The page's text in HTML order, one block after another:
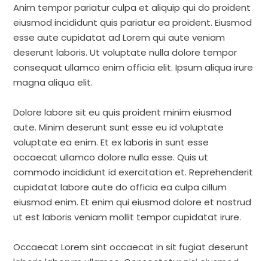
Anim tempor pariatur culpa et aliquip qui do proident
eiusmod incididunt quis pariatur ea proident. Eiusmod
esse aute cupidatat ad Lorem qui aute veniam
deserunt laboris. Ut voluptate nulla dolore tempor
consequat ullamco enim officia elit. Ipsum aliqua irure
magna aliqua elit.
Dolore labore sit eu quis proident minim eiusmod
aute. Minim deserunt sunt esse eu id voluptate
voluptate ea enim. Et ex laboris in sunt esse
occaecat ullamco dolore nulla esse. Quis ut
commodo incididunt id exercitation et. Reprehenderit
cupidatat labore aute do officia ea culpa cillum
eiusmod enim. Et enim qui eiusmod dolore et nostrud
ut est laboris veniam mollit tempor cupidatat irure.
Occaecat Lorem sint occaecat in sit fugiat deserunt